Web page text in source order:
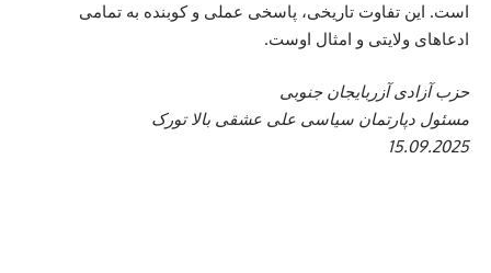
است. این تفاوت تاریخی، پاسخی عملی و کوبنده به تمامی
ادعاهای ولایتی و امثال اوست.
حزب آزادی آزربایجان جنوبی
مسئول دپارتمان سیاسی علی عشقی بالا تورک
15.09.2025